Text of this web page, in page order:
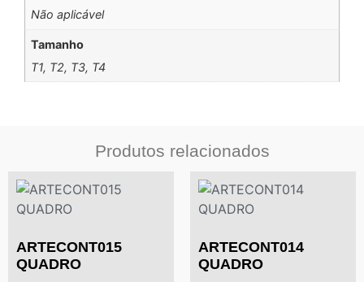
Não aplicável
Tamanho
T1, T2, T3, T4
Produtos relacionados
ARTECONT015
QUADRO
ARTECONT014
QUADRO